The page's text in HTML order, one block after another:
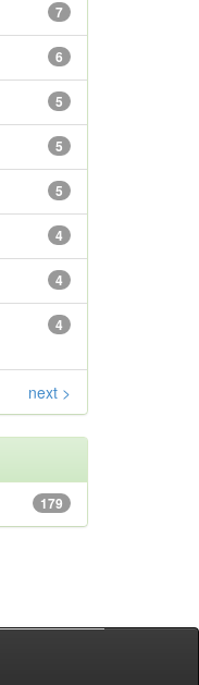
7
6
5
5
5
4
4
4
next >
179